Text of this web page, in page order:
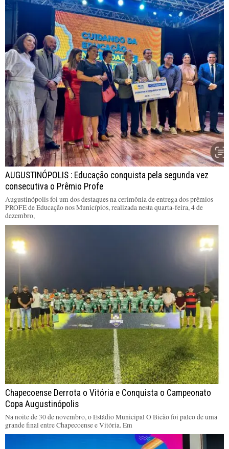
AUGUSTINÓPOLIS : Educação conquista pela segunda vez
consecutiva o Prêmio Profe
Augustinópolis foi um dos destaques na cerimônia de entrega dos prêmios
PROFE de Educação nos Municípios, realizada nesta quarta-feira, 4 de
dezembro,
Chapecoense Derrota o Vitória e Conquista o Campeonato
Copa Augustinópolis
Na noite de 30 de novembro, o Estádio Municipal O Bicão foi palco de uma
grande final entre Chapecoense e Vitória. Em